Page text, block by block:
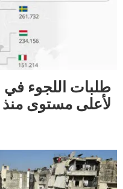
طلبات اللجوء في
لأعلى مستوى منذ